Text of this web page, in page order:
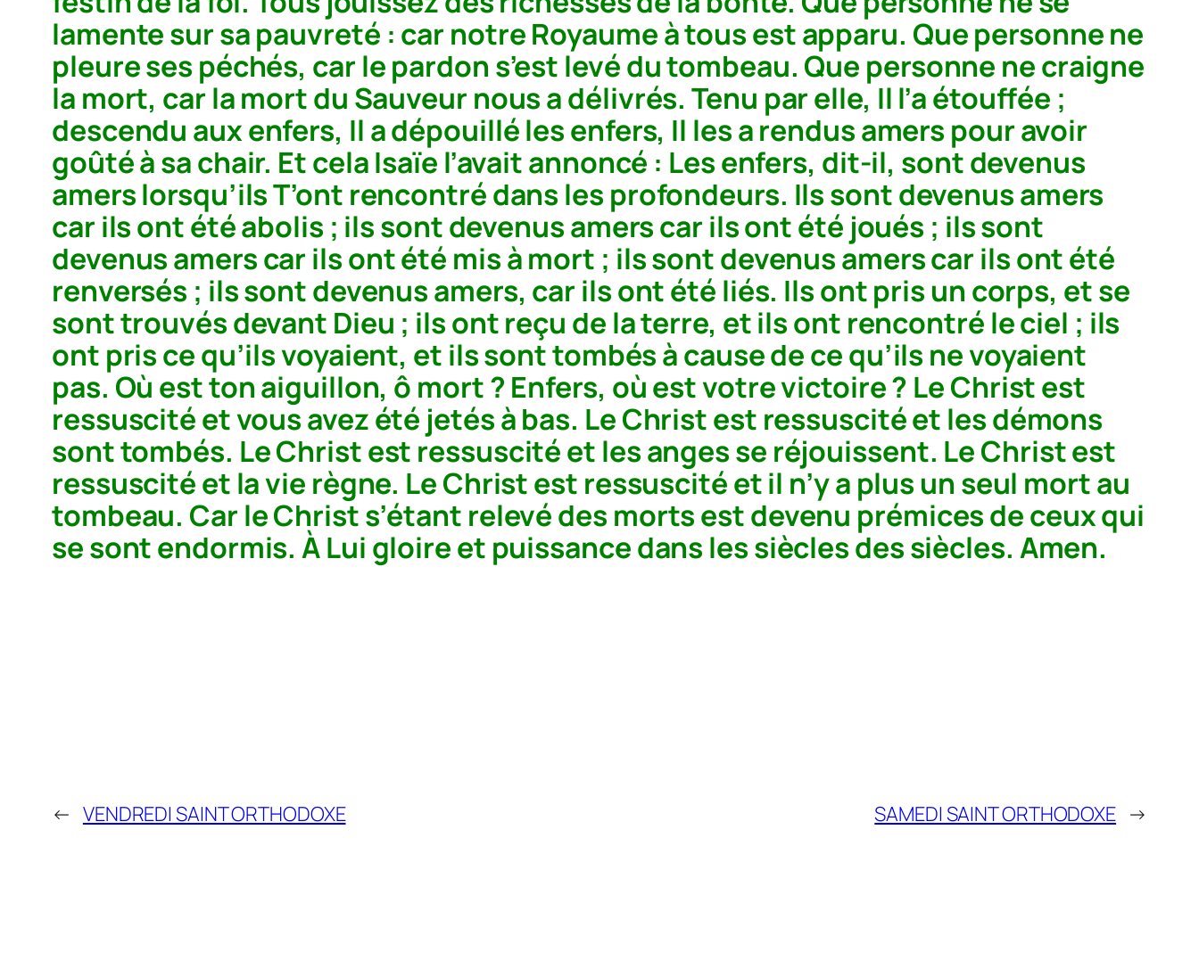
lamente sur sa pauvreté : car notre Royaume à tous est apparu. Que personne ne
pleure ses péchés, car le pardon s’est levé du tombeau. Que personne ne craigne
la mort, car la mort du Sauveur nous a délivrés. Tenu par elle, Il l’a étouffée ;
descendu aux enfers, Il a dépouillé les enfers, Il les a rendus amers pour avoir
goûté à sa chair. Et cela Isaïe l’avait annoncé : Les enfers, dit-il, sont devenus
amers lorsqu’ils T’ont rencontré dans les profondeurs. Ils sont devenus amers
car ils ont été abolis ; ils sont devenus amers car ils ont été joués ; ils sont
devenus amers car ils ont été mis à mort ; ils sont devenus amers car ils ont été
renversés ; ils sont devenus amers, car ils ont été liés. Ils ont pris un corps, et se
sont trouvés devant Dieu ; ils ont reçu de la terre, et ils ont rencontré le ciel ; ils
ont pris ce qu’ils voyaient, et ils sont tombés à cause de ce qu’ils ne voyaient
pas. Où est ton aiguillon, ô mort ? Enfers, où est votre victoire ? Le Christ est
ressuscité et vous avez été jetés à bas. Le Christ est ressuscité et les démons
sont tombés. Le Christ est ressuscité et les anges se réjouissent. Le Christ est
ressuscité et la vie règne. Le Christ est ressuscité et il n’y a plus un seul mort au
tombeau. Car le Christ s’étant relevé des morts est devenu prémices de ceux qui
se sont endormis. À Lui gloire et puissance dans les siècles des siècles. Amen.
← VENDREDI SAINT ORTHODOXE SAMEDI SAINT ORTHODOXE →